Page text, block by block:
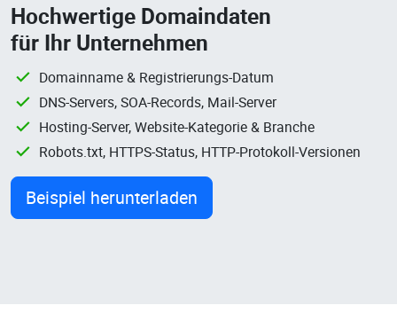
Hochwertige Domaindaten
für Ihr Unternehmen
Domainname & Registrierungs-Datum
DNS-Servers, SOA-Records, Mail-Server
Hosting-Server, Website-Kategorie & Branche
Robots.txt, HTTPS-Status, HTTP-Protokoll-Versionen
Beispiel herunterladen